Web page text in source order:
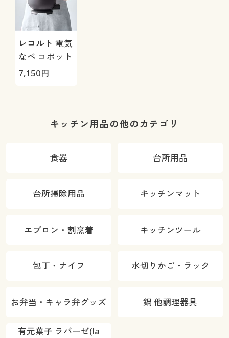
レコルト 電気
なべ コポット
7,150円
キッチン用品の他のカテゴリ
食器 台所用品
台所掃除用品 キッチンマット
エプロン・割烹着 キッチンツール
包丁・ナイフ 水切りかご・ラック
お弁当・キャラ弁グッズ 鍋 他調理器具
有元葉子 ラバーゼ(la